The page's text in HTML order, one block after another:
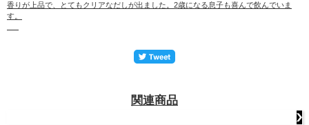
香りが上品で、とてもクリアなだしが出ました。2歳になる息子も喜んで飲んでいま
す。
関連商品